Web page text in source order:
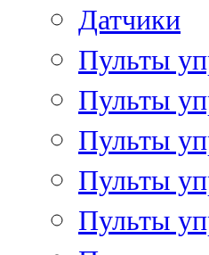
Датчики
Пульты
Пульты
Пульты
Пульты
Пульты